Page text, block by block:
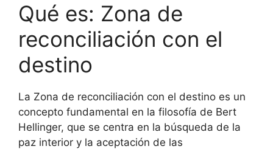
Qué es: Zona de
reconciliación con el
destino
La Zona de reconciliación con el destino es un
concepto fundamental en la filosofía de Bert
Hellinger, que se centra en la búsqueda de la
paz interior y la aceptación de las